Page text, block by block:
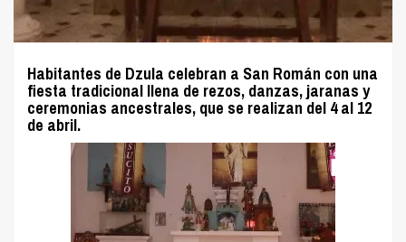
Habitantes de Dzula celebran a San Román con una
fiesta tradicional llena de rezos, danzas, jaranas y
ceremonias ancestrales, que se realizan del 4 al 12
de abril.